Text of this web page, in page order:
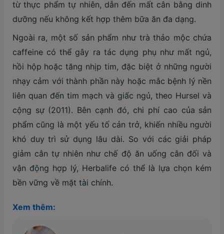
từ thực phẩm tự nhiên, dẫn đến mất cân bằng dinh
dưỡng nếu không kết hợp thêm bữa ăn đa dạng.
Ngoài ra, một số sản phẩm như trà thảo mộc chứa
caffeine có thể gây ra tác dụng phụ như mất ngủ,
hồi hộp hoặc tăng nhịp tim, đặc biệt ở những người
nhạy cảm với thành phần này hoặc mắc bệnh lý nền
liên quan đến tim mạch và giấc ngủ, theo Hursel và
cộng sự (2011). Bên cạnh đó, chi phí cao của sản
phẩm cũng là một yếu tố cản trở, khiến nhiều người
khó duy trì sử dụng lâu dài. So với các giải pháp
giảm cân tự nhiên như chế độ ăn uống cân đối và
vận động hợp lý, Herbalife có thể là lựa chọn kém
bền vững về mặt tài chính.
Xem thêm: